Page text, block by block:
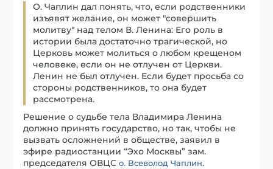
О. Чаплин дал понять, что, если родственники
изъявят желание, он может "совершить
молитву" над телом В. Ленина: Его роль в
истории была достаточно трагической, но
Церковь может молиться о любом крещеном
человеке, если он не отлучен от Церкви.
Ленин не был отлучен. Если будет просьба со
стороны родственников, то она будет
рассмотрена.
Решение о судьбе тела Владимира Ленина
должно принять государство, но так, чтобы не
вызвать осложнений в обществе, заявил в
эфире радиостанции “Эхо Москвы” зам.
председателя ОВЦСо. Всеволод Чаплин.